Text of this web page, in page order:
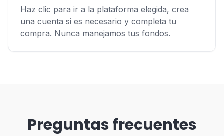
Haz clic para ir a la plataforma elegida, crea
una cuenta si es necesario y completa tu
compra. Nunca manejamos tus fondos.
Preguntas frecuentes